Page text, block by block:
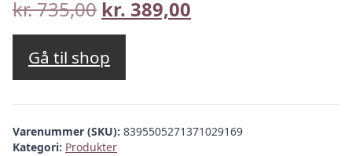
kr.735,00 Den
oprindelige
pris
var:
kr. 735,00.
kr. 389,00
kr. 389,00.
Gå til shop
Varenummer (SKU): 8395505271371029169
Kategori: Produkter